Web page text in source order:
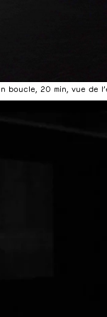
boucle, 20 min, vue de